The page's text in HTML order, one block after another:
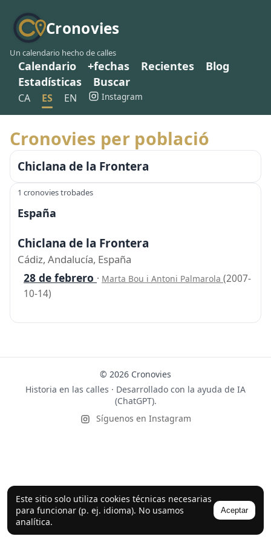
Cronovies
Un calendario hecho de calles
Calendario +fechas Recientes
Blog
Estadísticas
Buscar
CA ES EN Instagram
Este sitio solo utiliza cookies técnicas necesarias
para funcionar (p. ej. idioma). No usamos
analítica.
Aceptar
Cronovies per població
Chiclana de la Frontera
1 cronovies trobades
España
Chiclana de la Frontera
Cádiz, Andalucía, España
28 de febrero · Marta Bou i Antoni Palmarola (2007-
10-14)
© 2026 Cronovies
Historia en las calles · Desarrollado con la ayuda de IA
(ChatGPT).
Síguenos en Instagram